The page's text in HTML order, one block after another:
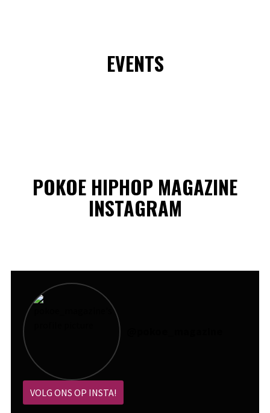
EVENTS
POKOE HIPHOP MAGAZINE
INSTAGRAM
VOLG ONS OP INSTA!